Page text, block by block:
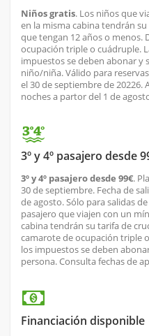
Niños gratis. Los niños que
en la misma cabina tendrán
que tengan 12 años o menos.
ocupación triple o cuádruple.
impuestos se deben abonar y
niño/niña. Válido para
el 30 de septiembre de 20226.
noches a partor del 1 de
3º y 4º pasajero desde
3º y 4º pasajero desde 99€.
30 de septiembre. Fecha de
de agosto. Sólo para salidas
pasajero que viajen con un
cabina tendrán su tarifa de
camarote de ocupación triple
los impuestos se deben
persona. Consulta fechas de
Financiación disponible